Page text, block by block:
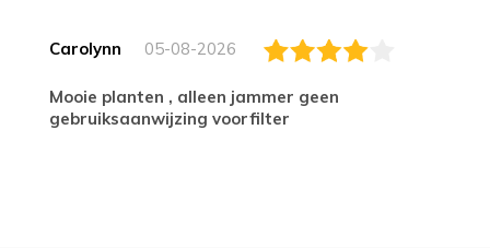
Carolynn 05-08-2026
Mooie planten , alleen jammer geen
gebruiksaanwijzing voorfilter